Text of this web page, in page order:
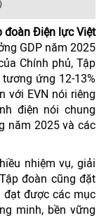
đoàn Điện lực Việt
GDP năm 2025
Chính phủ, Tập
ứng 12-13%
với EVN nói riêng
điện nói chung
năm 2025 và các
nhiệm vụ, giải
đoàn cũng đặt
đạt được các mục
minh, bền vững